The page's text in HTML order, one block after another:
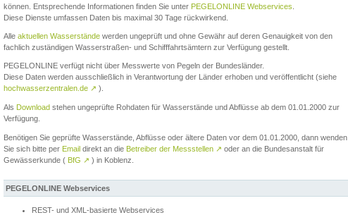
können. Entsprechende Informationen finden Sie unter PEGELONLINE Webservices
Diese Dienste umfassen Daten bis maximal 30 Tage rückwirkend.
Alle aktuellen Wasserstände werden ungeprüft und ohne Gewähr auf deren Genauigkeit von den
fachlich zuständigen Wasserstraßen- und Schifffahrtsämtern zur Verfügung gestellt.
PEGELONLINE verfügt nicht über Messwerte von Pegeln der Bundesländer.
Diese Daten werden ausschließlich in Verantwortung der Länder erhoben und veröffentlicht (siehe
hochwasserzentralen.de ↗ ).
Als Download stehen ungeprüfte Rohdaten für Wasserstände und Abflüsse ab dem 01.01.2000 zur
Verfügung.
Benötigen Sie geprüfte Wasserstände, Abflüsse oder ältere Daten vor dem 01.01.2000, dann wenden
Sie sich bitte per Email direkt an die Betreiber der Messstellen ↗ oder an die Bundesanstalt für
Gewässerkunde ( BfG ↗ ) in Koblenz.
PEGELONLINE Webservices
REST- und XML-basierte Webservices